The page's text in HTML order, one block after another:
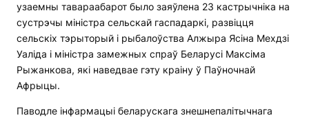
узаемны тавараабарот было заяўлена 23 кастрычніка на
сустрэчы міністра сельскай гаспадаркі, развіцця
сельскіх тэрыторый і рыбалоўства Алжыра Ясіна Мехдзі
Уаліда і міністра замежных спраў Беларусі Максіма
Рыжанкова, які наведвае гэту краіну ў Паўночнай
Афрыцы.
Паводле інфармацыі беларускага знешнепалітычнага